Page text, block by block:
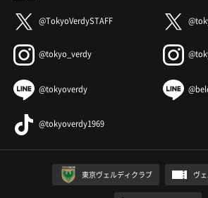
@TokyoVerdySTAFF
@tokyo_verdy
@tokyoverdy
@tokyoverdy1969
東京ヴェルディクラブ ヴ